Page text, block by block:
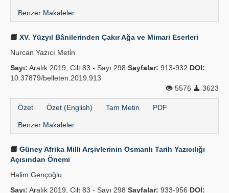
Benzer Makaleler
XV. Yüzyıl Bânilerinden Çakır Ağa ve Mimari Eserleri
Nurcan Yazıcı Meti̇n
Sayı: Aralık 2019, Cilt 83 - Sayı 298 Sayfalar: 913-932 DOI:
10.37879/belleten.2019.913
5576
3623
Özet Özet (English) Tam Metin PDF
Benzer Makaleler
Güney Afrika Milli Arşivlerinin Osmanlı Tarih Yazıcılığı
Açısından Önemi
Halim Gençoğlu
Sayı: Aralık 2019, Cilt 83 - Sayı 298 Sayfalar: 933-956 DOI: